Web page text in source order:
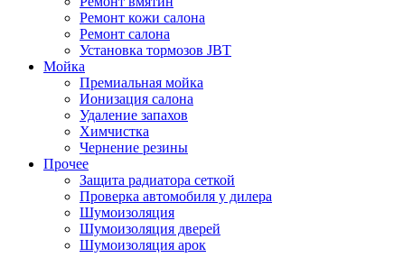
Ремонт кожи салона
Ремонт салона
Установка тормозов JBT
Мойка
Премиальная мойка
Ионизация салона
Удаление запахов
Химчистка
Чернение резины
Прочее
Защита радиатора сеткой
Проверка автомобиля у дилера
Шумоизоляция
Шумоизоляция дверей
Шумоизоляция арок